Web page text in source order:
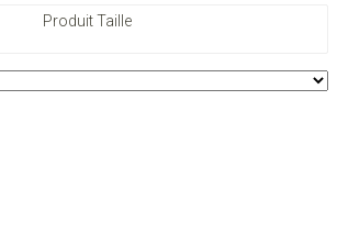
Produit Taille